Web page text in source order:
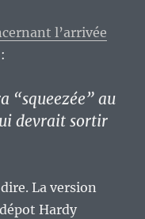
l’arrivée
“squeezée” au
devrait sortir
La version
Hardy